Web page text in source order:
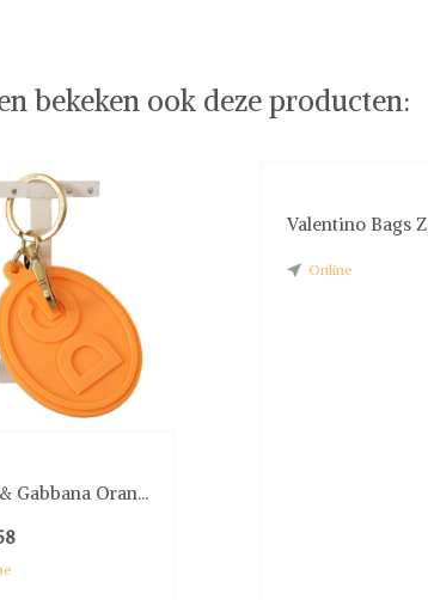
bekeken ook deze producten:
Gabbana Oran...
Valentino Bags
Online